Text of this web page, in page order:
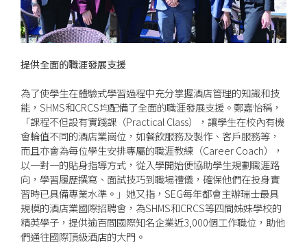
提供全面的職涯發展支援
為了使學生在體驗式學習過程中充分掌握酒店管理的知識和技
能，SHMS和CRCS均配備了全面的職涯發展支援。鄭嘉怡稱，
「課程不但設有實踐課（Practical Class），讓學生在校內有機
會輪值不同的酒店業崗位，如餐飲服務及製作、客戶服務等，
而且亦會為每位學生安排專屬的職涯教練（Career Coach），
以一對一的貼身指導方式，從入學開始便協助學生規劃職涯路
向，學習履歷撰寫、面試技巧到職場禮儀，確保他們在投身實
習時已具備專業水準。」她又指，SEG每年都會主辦瑞士最具
規模的酒店業國際招聘會，為SHMS和CRCS等四間姊妹學校的
精英學子，提供逾百間國際知名企業近3,000個工作職位，助他
們通往國際頂級酒店的大門。